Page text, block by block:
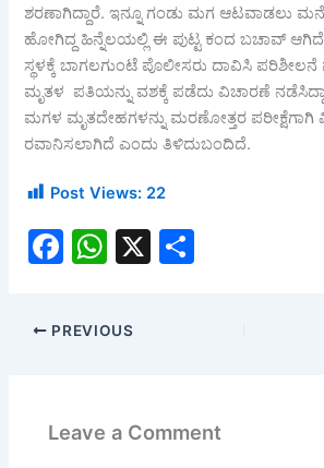
ಶರಣಾಗಿದ್ದಾರೆ. ಇನ್ನೂ ಗಂಡು ಮಗ ಆಟವಾಡಲು
ಹೋಗಿದ್ದ ಹಿನ್ನೆಲಯಲ್ಲಿ ಈ ಪುಟ್ಟ ಕಂದ ಬಚಾವ್ ಆಗಿದೆ
ಸ್ಥಳಕ್ಕೆ ಬಾಗಲಗುಂಟೆ ಪೊಲೀಸರು ದಾವಿಸಿ ಪರಿಶೀಲನೆ
ಮೃತಳ ಪತಿಯನ್ನು ವಶಕ್ಕೆ ಪಡೆದು ವಿಚಾರಣೆ
ಮಗಳ ಮೃತದೇಹಗಳನ್ನು ಮರಣೋತ್ತರ ಪರೀಕ್ಷೆಗಾಗಿ
ರವಾನಿಸಲಾಗಿದೆ ಎಂದು ತಿಳಿದುಬಂದಿದೆ.
Post Views: 22
F
c
o
W
at
p
X
PREVIOUS
Leave a Comment